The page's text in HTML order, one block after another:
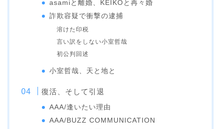
asamiと離婚、KEIKOと再々婚
詐欺容疑で衝撃の逮捕
溶けた印税
言い訳をしない小室哲哉
初公判回述
小室哲哉、天と地と
復活、そして引退
AAA/逢いたい理由
AAA/BUZZ COMMUNICATION